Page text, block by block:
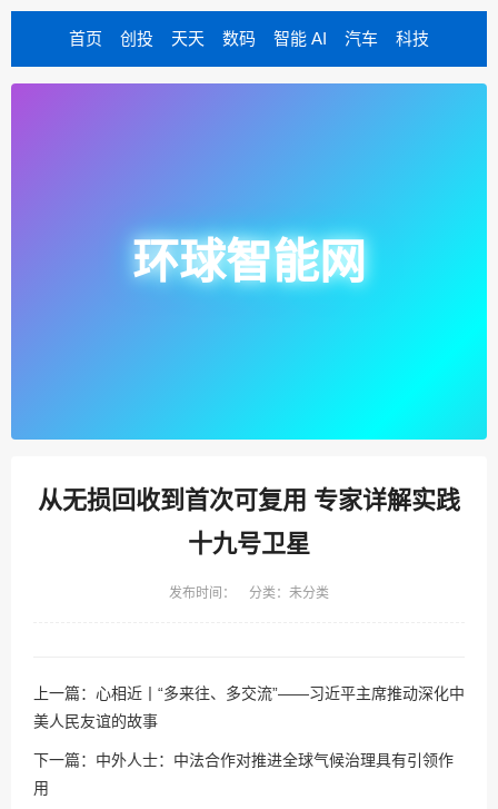
首页 创投 天天 数码 智能 AI 汽车 科技
环球智能网
从无损回收到首次可复用 专家详解实践
十九号卫星
发布时间： 分类：未分类
上一篇： 心相近丨“多来往、多交流”——习近平主席推动深化中
美人民友谊的故事
下一篇： 中外人士：中法合作对推进全球气候治理具有引领作
用